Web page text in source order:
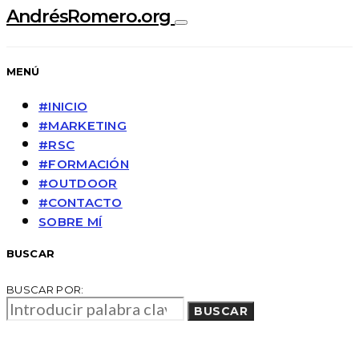
AndrésRomero.org
MENÚ
#INICIO
#MARKETING
#RSC
#FORMACIÓN
#OUTDOOR
#CONTACTO
SOBRE MÍ
BUSCAR
BUSCAR POR:
BUSCAR